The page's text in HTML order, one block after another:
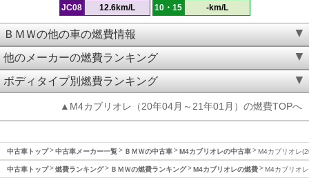
JC08 12.6km/L 10・15 -km/L
ＢＭＷの他の車の燃費情報
他のメーカーの燃費ランキング
ボディタイプ別燃費ランキング
▲M4カブリオレ（20年04月～21年01月）の燃費TOPへ
中古車トップ 中古車メーカー一覧 ＢＭＷの中古車 M4カブリオレの中古車 M4カブリオレ
中古車トップ 燃費ランキング ＢＭＷの燃費ランキング M4カブリオレの燃費 M4カブリオ